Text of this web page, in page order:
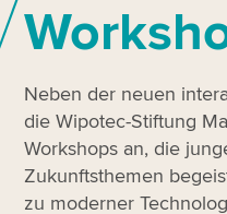
Neben der neuen
die Wipotec-Stiftung
Workshops an, die
Zukunftsthemen
zu moderner